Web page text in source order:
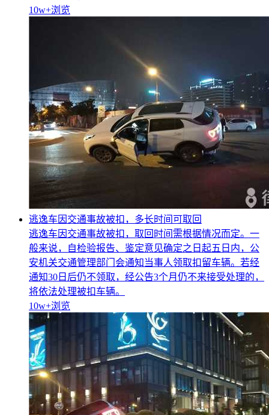
10w+浏览
逃逸车因交通事故被扣，多长时间可取回
逃逸车因交通事故被扣，取回时间需根据情况而定。一
般来说，自检验报告、鉴定意见确定之日起五日内，公
安机关交通管理部门会通知当事人领取扣留车辆。若经
通知30日后仍不领取，经公告3个月仍不来接受处理的，
将依法处理被扣车辆。
10w+浏览